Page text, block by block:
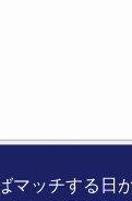
マッチする日